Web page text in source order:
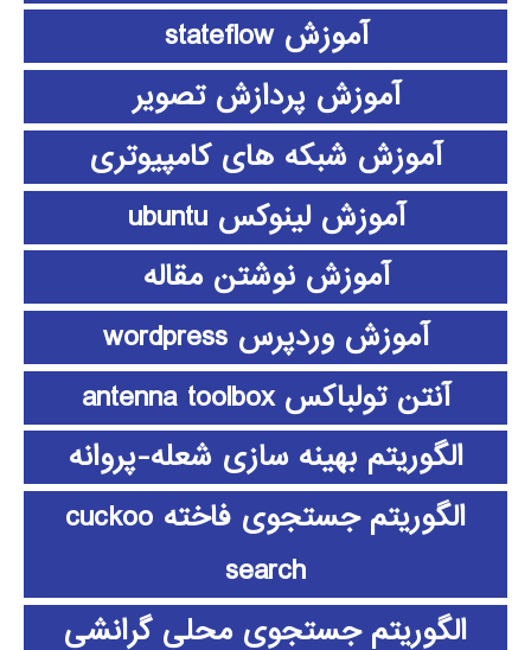
آموزش stateflow
آموزش پردازش تصویر
آموزش شبکه های کامپیوتری
آموزش لینوکس ubuntu
آموزش نوشتن مقاله
آموزش وردپرس wordpress
آنتن تولباکس antenna toolbox
الگوریتم بهینه سازی شعله-پروانه
الگوریتم جستجوی فاخته cuckoo
search
الگوریتم جستجوی محلی گرانشی